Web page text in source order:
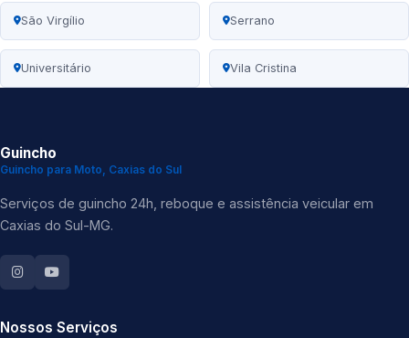
São Virgílio Serrano
Universitário Vila Cristina
Guincho
Guincho para Moto, Caxias do Sul
Serviços de guincho 24h, reboque e assistência veicular em
Caxias do Sul-MG.
Nossos Serviços